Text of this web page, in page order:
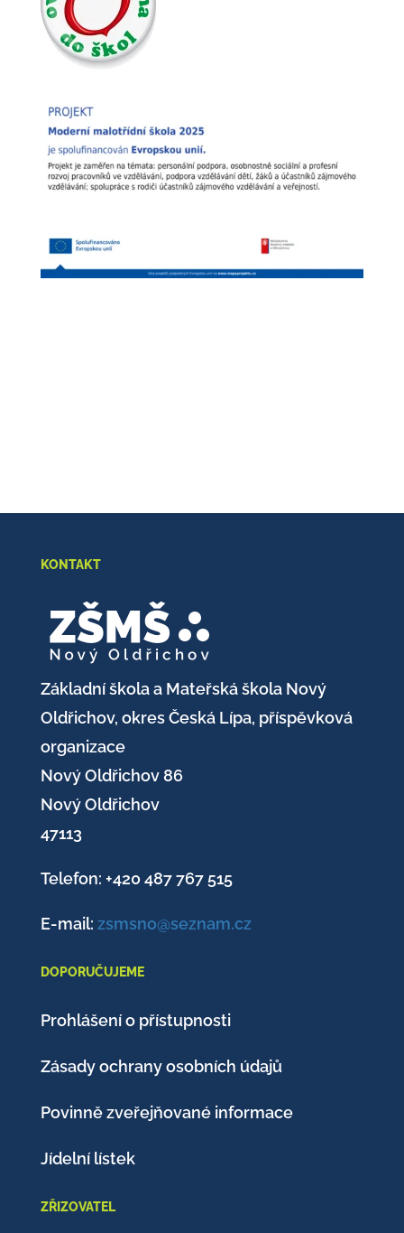
KONTAKT
Základní škola a Mateřská škola Nový
Oldřichov, okres Česká Lípa, příspěvková
organizace
Nový Oldřichov 86
Nový Oldřichov
47113
Telefon: +420 487 767 515
E-mail: zsmsno@seznam.cz
DOPORUČUJEME
Prohlášení o přístupnosti
Zásady ochrany osobních údajů
Povinně zveřejňované informace
Jídelní lístek
ZŘIZOVATEL